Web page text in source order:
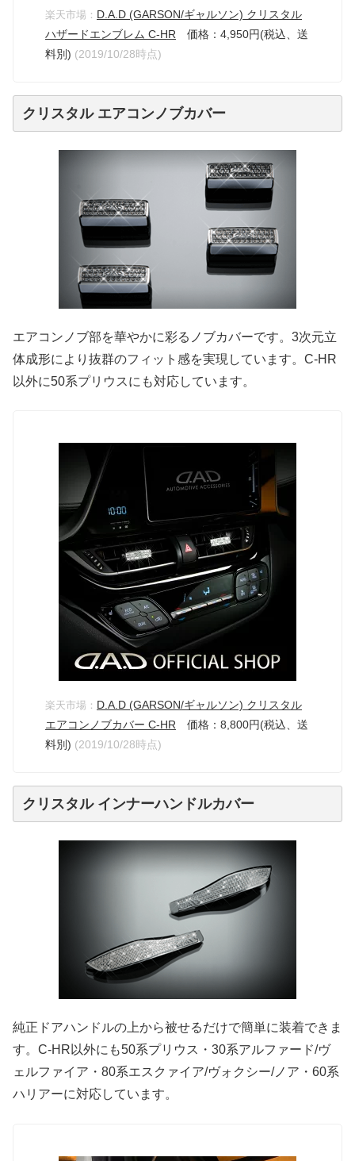
楽天市場： D.A.D (GARSON/ギャルソン) クリスタル
ハザードエンブレム C-HR 価格：4,950円(税込、送
料別) (2019/10/28時点)
クリスタル エアコンノブカバー
エアコンノブ部を華やかに彩るノブカバーです。3次元立
体成形により抜群のフィット感を実現しています。C-HR
以外に50系プリウスにも対応しています。
楽天市場： D.A.D (GARSON/ギャルソン) クリスタル
エアコンノブカバー C-HR 価格：8,800円(税込、送
料別) (2019/10/28時点)
クリスタル インナーハンドルカバー
純正ドアハンドルの上から被せるだけで簡単に装着できま
す。C-HR以外にも50系プリウス・30系アルファード/ヴ
ェルファイア・80系エスクァイア/ヴォクシー/ノア・60系
ハリアーに対応しています。